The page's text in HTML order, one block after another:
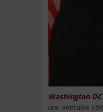
Washington
une véritable